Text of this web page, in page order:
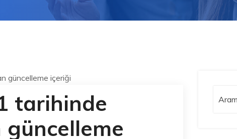
tarihinde
güncelleme